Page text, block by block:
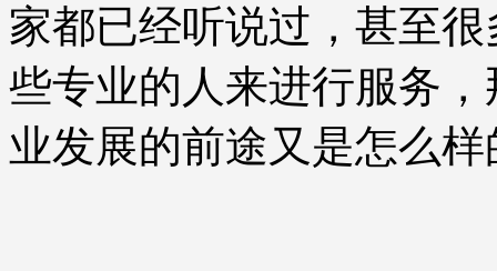
家都已经听说过，甚至
些专业的人来进行服务
业发展的前途又是怎么样